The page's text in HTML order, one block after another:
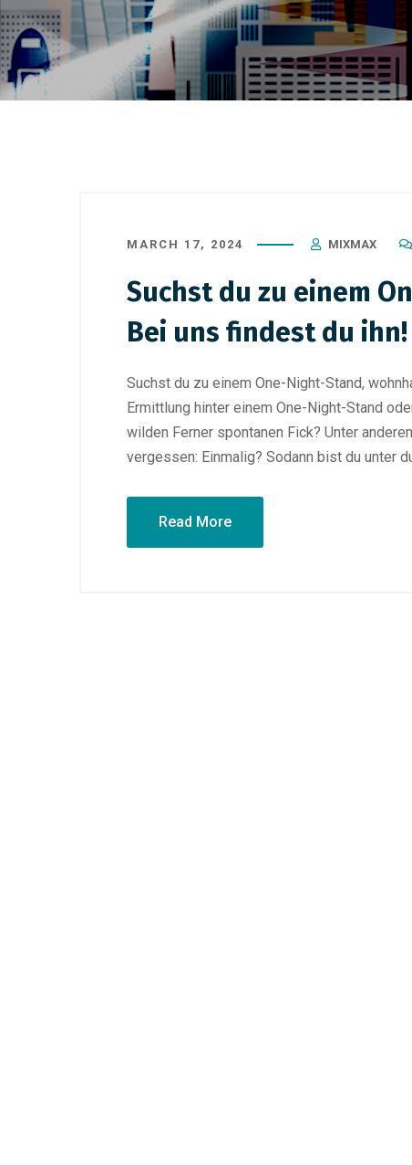
MARCH 17, 2024 MIXMAX
Suchst du zu einem
Bei uns findest du ihn!
Suchst du zu einem One-Night-Stand,
Ermittlung hinter einem One-Night-Stand
wilden Ferner spontanen Fick? Unter
vergessen: Einmalig? Sodann bist du unter
Read More